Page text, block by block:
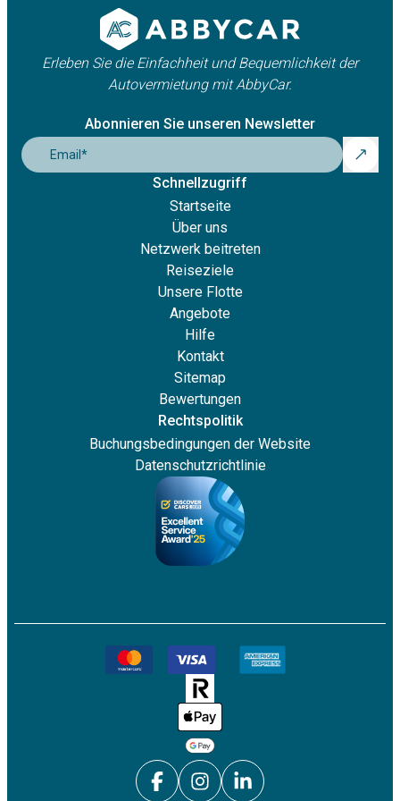
Erleben Sie die Einfachheit und Bequemlichkeit der
Autovermietung mit AbbyCar.
Abonnieren Sie unseren Newsletter
Email *
Schnellzugriff
Startseite
Über uns
Netzwerk beitreten
Reiseziele
Unsere Flotte
Angebote
Hilfe
Kontakt
Sitemap
Bewertungen
Rechtspolitik
Buchungsbedingungen der Website
Datenschutzrichtlinie